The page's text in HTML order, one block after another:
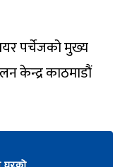
पर्चेजको मुख्य
केन्द्र काठमाडौं